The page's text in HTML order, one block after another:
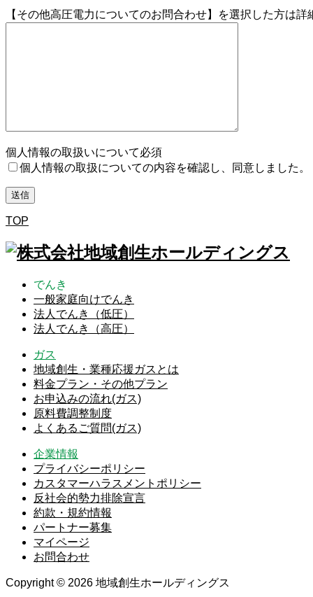
【その他高圧電力についてのお問合わせ】を選択した方は
個人情報の取扱いについて必須
個人情報の取扱についての内容を確認し、同意しました。
TOP
でんき
一般家庭向けでんき
法人でんき（低圧）
法人でんき（高圧）
ガス
地域創生・業種応援ガスとは
料金プラン・その他プラン
お申込みの流れ(ガス)
原料費調整制度
よくあるご質問(ガス)
企業情報
プライバシーポリシー
カスタマーハラスメントポリシー
反社会的勢力排除宣言
約款・規約情報
パートナー募集
マイページ
お問合わせ
Copyright © 2026 地域創生ホールディングス